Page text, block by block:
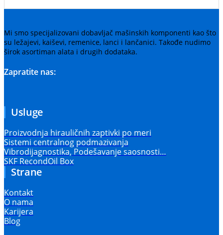
Mi smo specijalizovani dobavljač mašinskih komponenti kao što
su ležajevi, kaiševi, remenice, lanci i lančanici. Takođe nudimo
širok asortiman alata i drugih dodataka.
Zapratite nas:
Usluge
Proizvodnja hirauličnih zaptivki po meri
Sistemi centralnog podmazivanja
Vibrodijagnostika, Podešavanje saosnosti…
SKF RecondOil Box
Strane
Kontakt
O nama
Karijera
Blog